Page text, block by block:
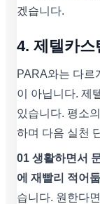
겠습니다.
4. 제텔카스
PARA와는 다르
이 아닙니다. 제
있습니다. 평소
하며 다음 실천
01 생활하면서
에 재빨리 적어
습니다. 원한다